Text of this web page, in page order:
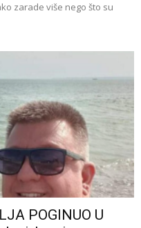
zarade više nego što su
POGINUO U